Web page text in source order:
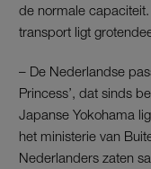
de normale
transport ligt
– De Nederlandse
Princess’, dat sinds
Japanse Yokohama
het ministerie van
Nederlanders zaten